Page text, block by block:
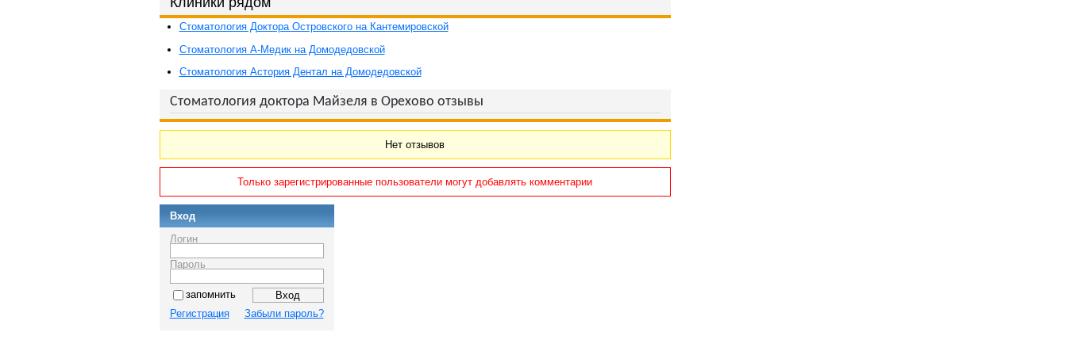
Стоматология Доктора Островского на Кантемировской
Стоматология А-Медик на Домодедовской
Стоматология Астория Дентал на Домодедовской
Стоматология доктора Майзеля в Орехово отзывы
Нет отзывов
Только зарегистрированные пользователи могут добавлять комментарии
Вход
Логин
Пароль
запомнить
Регистрация
Забыли пароль?